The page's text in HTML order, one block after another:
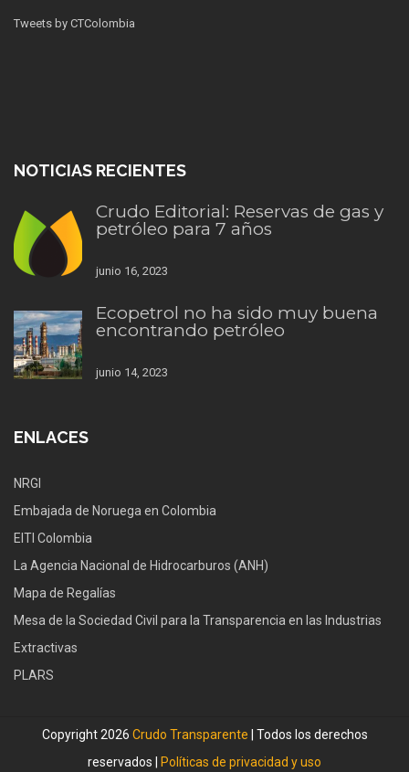
Tweets by CTColombia
NOTICIAS RECIENTES
Crudo Editorial: Reservas de gas y
petróleo para 7 años
junio 16, 2023
Ecopetrol no ha sido muy buena
encontrando petróleo
junio 14, 2023
ENLACES
NRGI
Embajada de Noruega en Colombia
EITI Colombia
La Agencia Nacional de Hidrocarburos (ANH)
Mapa de Regalías
Mesa de la Sociedad Civil para la Transparencia en las Industrias
Extractivas
PLARS
Copyright 2026 Crudo Transparente | Todos los derechos
reservados |
Políticas de privacidad y uso